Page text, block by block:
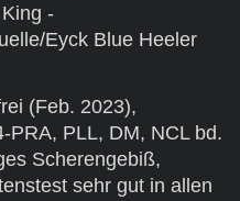
-
Eyck Blue Heeler
(Feb. 2023),
PRA, PLL, DM, NCL bd.
Scherengebiß,
sehr gut in allen